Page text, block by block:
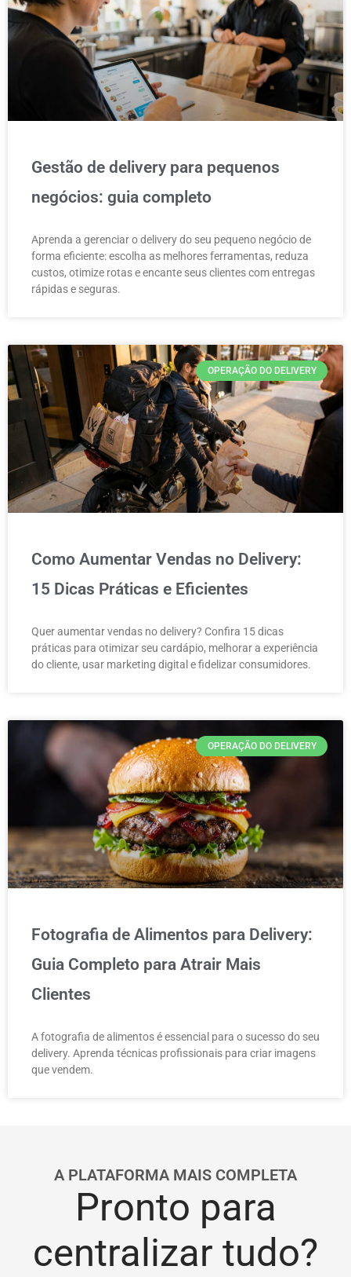
Gestão de delivery para pequenos
negócios: guia completo
Aprenda a gerenciar o delivery do seu pequeno negócio de
forma eficiente: escolha as melhores ferramentas, reduza
custos, otimize rotas e encante seus clientes com entregas
rápidas e seguras.
OPERAÇÃO DO DELIVERY
Como Aumentar Vendas no Delivery:
15 Dicas Práticas e Eficientes
Quer aumentar vendas no delivery? Confira 15 dicas
práticas para otimizar seu cardápio, melhorar a experiência
do cliente, usar marketing digital e fidelizar consumidores.
OPERAÇÃO DO DELIVERY
Fotografia de Alimentos para Delivery:
Guia Completo para Atrair Mais
Clientes
A fotografia de alimentos é essencial para o sucesso do seu
delivery. Aprenda técnicas profissionais para criar imagens
que vendem.
A PLATAFORMA MAIS COMPLETA
Pronto para
centralizar tudo?